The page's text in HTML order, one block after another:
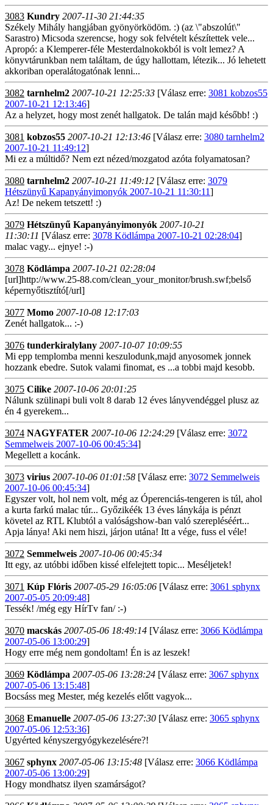
3083 Kundry 2007-11-30 21:44:35
Székely Mihály hangjában gyönyörködöm. :) (az \"abszolút\"
Sarastro) Micsoda szerencse, hogy sok felvételt készítettek vele...
Apropó: a Klemperer-féle Mesterdalnokokból is volt lemez? A
könyvtárunkban nem találtam, de úgy hallottam, létezik... Jó lehetett
akkoriban operalátogatónak lenni...
3082 tarnhelm2 2007-10-21 12:25:33 [Válasz erre: 3081 kobzos55
2007-10-21 12:13:46]
Az a helyzet, hogy most zenét hallgatok. De talán majd később! :)
3081 kobzos55 2007-10-21 12:13:46 [Válasz erre: 3080 tarnhelm2
2007-10-21 11:49:12]
Mi ez a múltidő? Nem ezt nézed/mozgatod azóta folyamatosan?
3080 tarnhelm2 2007-10-21 11:49:12 [Válasz erre: 3079
Hétszünyű Kapanyányimonyók 2007-10-21 11:30:11]
Az! De nekem tetszett! :)
3079 Hétszünyű Kapanyányimonyók 2007-10-21
11:30:11 [Válasz erre: 3078 Ködlámpa 2007-10-21 02:28:04]
malac vagy... ejnye! :-)
3078 Ködlámpa 2007-10-21 02:28:04
[url]http://www.25-88.com/clean_your_monitor/brush.swf;belső
képernyőtisztító[/url]
3077 Momo 2007-10-08 12:17:03
Zenét hallgatok... :-)
3076 tunderkiralylany 2007-10-07 10:09:55
Mi epp templomba menni keszulodunk,majd anyosomek jonnek
hozzank ebedre. Sutok valami finomat, es ...a tobbi majd kesobb.
3075 Cilike 2007-10-06 20:01:25
Nálunk szülinapi buli volt 8 darab 12 éves lányvendéggel plusz az
én 4 gyerekem...
3074 NAGYFATER 2007-10-06 12:24:29 [Válasz erre: 3072
Semmelweis 2007-10-06 00:45:34]
Megellett a kocánk.
3073 virius 2007-10-06 01:01:58 [Válasz erre: 3072 Semmelweis
2007-10-06 00:45:34]
Egyszer volt, hol nem volt, még az Óperenciás-tengeren is túl, ahol
a kurta farkú malac túr... Győzikéék 13 éves lánykája is pénzt
követel az RTL Klubtól a valóságshow-ban való szerepléséért...
Apja lánya! Aki nem hiszi, járjon utána! Itt a vége, fuss el véle!
3072 Semmelweis 2007-10-06 00:45:34
Itt egy, az utóbbi időben kissé elfelejtett topic... Meséljetek!
3071 Kúp Flóris 2007-05-29 16:05:06 [Válasz erre: 3061 sphynx
2007-05-05 20:09:48]
Tessék! /még egy HírTv fan/ :-)
3070 macskás 2007-05-06 18:49:14 [Válasz erre: 3066 Ködlámpa
2007-05-06 13:00:29]
Hogy erre még nem gondoltam! Én is az leszek!
3069 Ködlámpa 2007-05-06 13:28:24 [Válasz erre: 3067 sphynx
2007-05-06 13:15:48]
Bocsáss meg Mester, még kezelés előtt vagyok...
3068 Emanuelle 2007-05-06 13:27:30 [Válasz erre: 3065 sphynx
2007-05-06 12:53:36]
Ugyérted kényszergyógykezelésére?!
3067 sphynx 2007-05-06 13:15:48 [Válasz erre: 3066 Ködlámpa
2007-05-06 13:00:29]
Hogy mondhatsz ilyen szamárságot?